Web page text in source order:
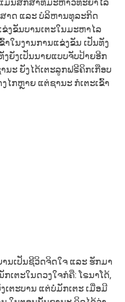
ມ່ນສຶກສາທີ່ມະຫາວິທະຍາໄລ
າດ ແລະ ບໍລິຫານທຸລະກິດ
ງຂັນບານເຕະໃນມະຫາໄລ
ໃນງານການແຂ່ງຂັນ ເປັນທັງ
ຍັງເປັນນາຍແບບຈັບປ້າຍອີກ
ນະ ຍັງໄດ້ເຕະລູກຟຣີຄິກເກືອບ
ໄກຫຼາຍ ແຕ່ຊານະ ກໍເຕະເຂົ້າ
ນເປັນຊີວິດຈິດໃຈ ແລະ ຮັກມາ
ເຕະໃນດວງໃຈກໍຄື: ໂຣນາໂດ້,
ເຕະບານ ແຕ່ບໍ່ມັກເຕະ ເມື່ອມີ